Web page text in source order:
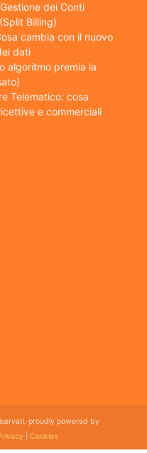
dei Conti
Billing)
cambia con il nuovo
dati
algoritmo premia la
Telematico: cosa
e commerciali
proudly powered by
|Cookies